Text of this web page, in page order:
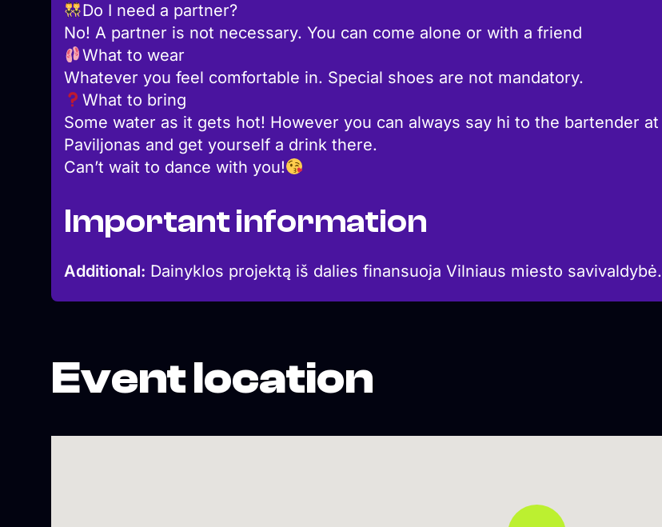
Do I need a partner?
No! A partner is not necessary. You can come alone or with a friend
What to wear
Whatever you feel comfortable in. Special shoes are not mandatory.
What to bring
Some water as it gets hot! However you can always say hi to the bartender at
Paviljonas and get yourself a drink there.
Can’t wait to dance with you!
Important information
Additional: Dainyklos projektą iš dalies finansuoja Vilniaus miesto savivaldybė.
Event location